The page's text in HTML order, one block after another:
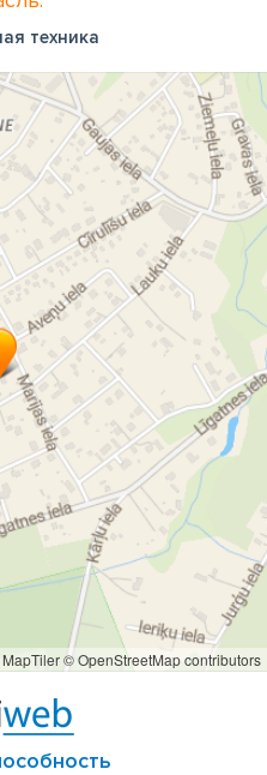
техника
© OpenStreetMap contributors